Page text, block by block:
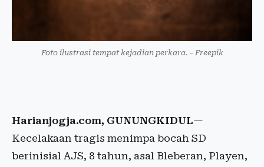
Foto ilustrasi tempat kejadian perkara. - Freepik
Harianjogja.com, GUNUNGKIDUL—
Kecelakaan tragis menimpa bocah SD
berinisial AJS, 8 tahun, asal Bleberan, Playen,